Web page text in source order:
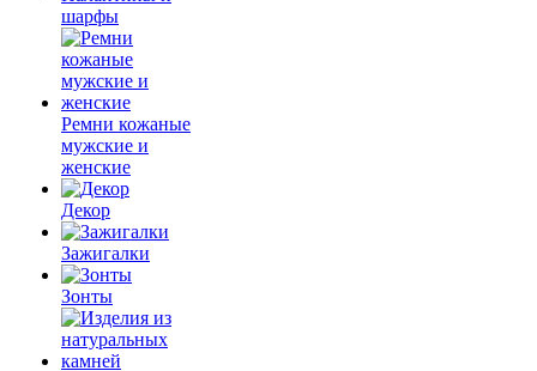
шарфы
Ремни кожаные
мужские и
женские
Декор
Зажигалки
Зонты